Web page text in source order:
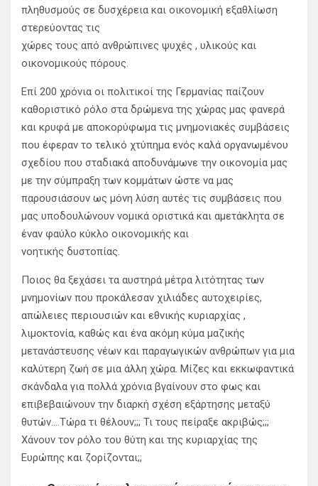
πληθυσμούς σε δυσχέρεια και οικονομική εξαθλίωση
στερεύοντας τις
χώρες τους από ανθρώπινες ψυχές , υλικούς και
οικονομικούς πόρους.
Επί 200 χρόνια οι πολιτικοί της Γερμανίας παίζουν
καθοριστικό ρόλο στα δρώμενα της χώρας μας φανερά
και κρυφά με αποκορύφωμα τις μνημονιακές συμβάσεις
που έφεραν το τελικό χτύπημα ενός καλά οργανωμένου
σχεδίου που σταδιακά αποδυνάμωνε την οικονομία μας
με την σύμπραξη των κομμάτων ώστε να μας
παρουσιάσουν ως μόνη λύση αυτές τις συμβάσεις που
μας υποδουλώνουν νομικά οριστικά και αμετάκλητα σε
έναν φαύλο κύκλο οικονομικής και
νοητικής δυστοπίας.
Ποιος θα ξεχάσει τα αυστηρά μέτρα λιτότητας των
μνημονίων που προκάλεσαν χιλιάδες αυτοχειρίες,
απώλειες περιουσιών και εθνικής κυριαρχίας ,
λιμοκτονία, καθώς και ένα ακόμη κύμα μαζικής
μετανάστευσης νέων και παραγωγικών ανθρώπων για μια
καλύτερη ζωή σε μια άλλη χώρα. Μίζες και εκκωφαντικά
σκάνδαλα για πολλά χρόνια βγαίνουν στο φως και
επιβεβαιώνουν την διαρκή σχέση εξάρτησης μεταξύ
θυτών….Τώρα τι θέλουν;;; Τι τους πείραξε ακριβώς;;;
Χάνουν τον ρόλο του θύτη και της κυριαρχίας της
Ευρώπης και ζορίζονται;;